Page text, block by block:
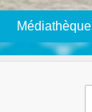
Médiathèque